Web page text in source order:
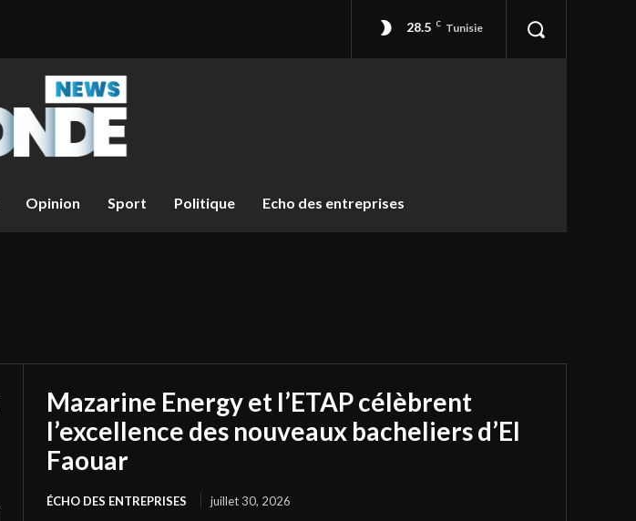
28.5 C Tunisie
Opinion Sport Politique Echo des entreprises
Mazarine Energy et l’ETAP célèbrent
l’excellence des nouveaux bacheliers d’El
Faouar
ÉCHO DES ENTREPRISES juillet 30, 2026